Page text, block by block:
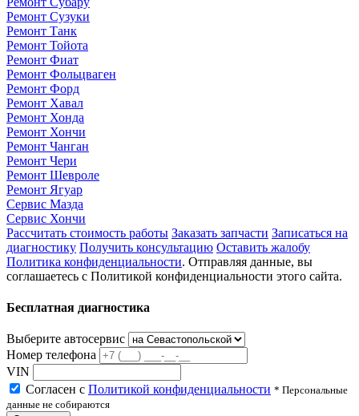
Ремонт Сузуки
Ремонт Танк
Ремонт Тойота
Ремонт Фиат
Ремонт Фольцваген
Ремонт Форд
Ремонт Хавал
Ремонт Хонда
Ремонт Хончи
Ремонт Чанган
Ремонт Чери
Ремонт Шевроле
Ремонт Ягуар
Сервис Мазда
Сервис Хончи
Рассчитать стоимость работы Заказать запчасти Записаться на
диагностику Получить консультацию Оставить жалобу
Политика конфиденциальности. Отправляя данные, вы
соглашаетесь с Политикой конфиденциальности этого сайта.
Бесплатная диагностика
Выберите автосервис
Номер телефона
VIN
Согласен с Политикой конфиденциальности * Персональные
данные не собираются